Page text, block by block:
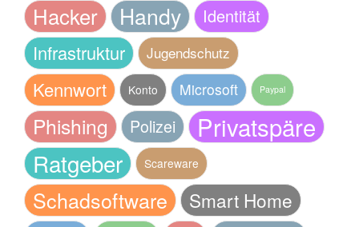
Hacker Handy Identität
Infrastruktur Jugendschutz
Kennwort Konto Microsoft Paypal
Phishing Polizei Privatspäre
Ratgeber Scareware
Schadsoftware Smart Home